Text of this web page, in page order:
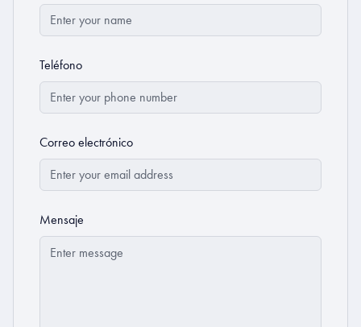
Teléfono
Correo electrónico
Mensaje